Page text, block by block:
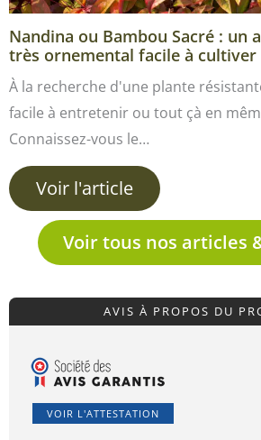
Nandina ou Bambou Sacré : un
très ornemental facile à cultiver
À la recherche d'une plante
facile à entretenir ou tout çà en
Connaissez-vous le…
Voir l'article
Voir tous nos articles
AVIS À PROPOS DU
VOIR L'ATTESTATION